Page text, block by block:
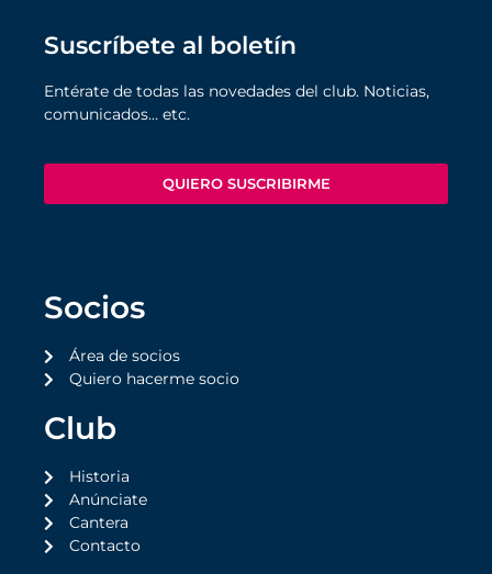
Suscríbete al boletín
Entérate de todas las novedades del club. Noticias,
comunicados… etc.
QUIERO SUSCRIBIRME
Socios
Área de socios
Quiero hacerme socio
Club
Historia
Anúnciate
Cantera
Contacto